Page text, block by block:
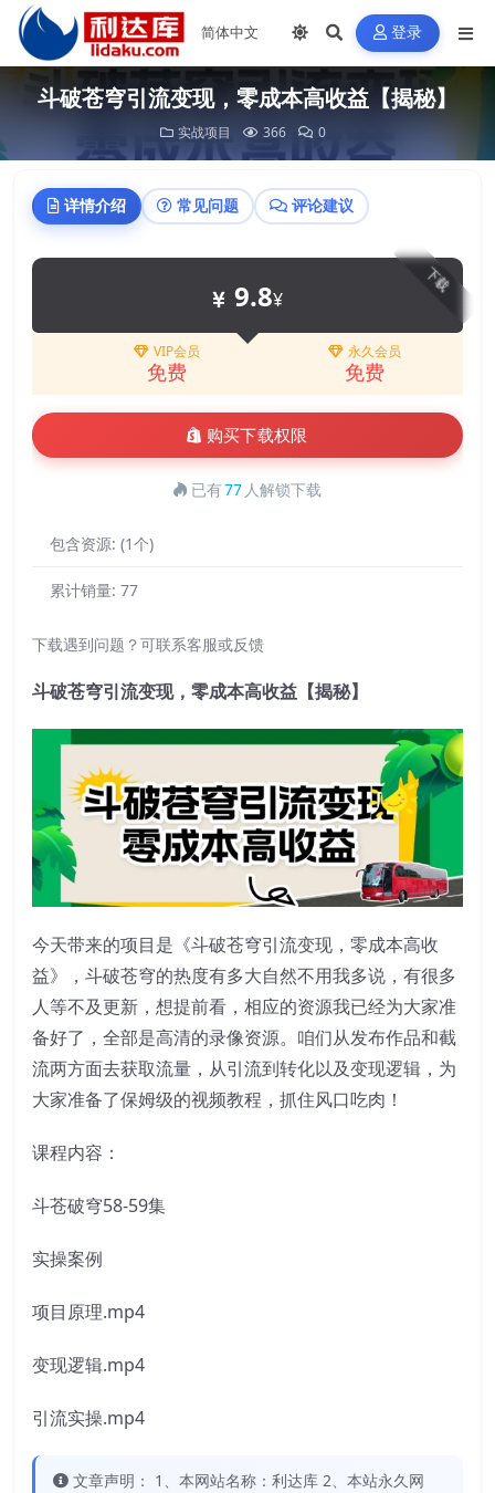
登录
斗破苍穹引流变现，零成本高收益【揭秘】
实战项目 366 0
详情介绍 常见问题 评论建议
下载
9.8¥
VIP会员
免费
永久会员
免费
购买下载权限
已有77 人解锁下载
包含资源: (1个)
累计销量: 77
下载遇到问题？可联系客服或反馈
斗破苍穹引流变现，零成本高收益【揭秘】
今天带来的项目是《斗破苍穹引流变现，零成本高收
益》，斗破苍穹的热度有多大自然不用我多说，有很多
人等不及更新，想提前看，相应的资源我已经为大家准
备好了，全部是高清的录像资源。咱们从发布作品和截
流两方面去获取流量，从引流到转化以及变现逻辑，为
大家准备了保姆级的视频教程，抓住风口吃肉！
课程内容：
斗苍破穹58-59集
实操案例
项目原理.mp4
变现逻辑.mp4
引流实操.mp4
文章声明： 1、本网站名称：利达库 2、本站永久网